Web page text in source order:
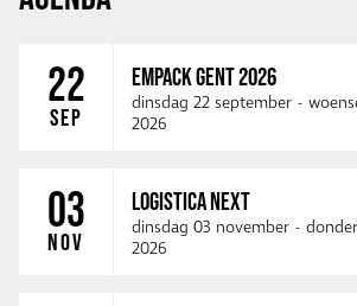
22
SEP
EMPACK GENT 2026
dinsdag 22 september -
2026
03
NOV
LOGISTICA NEXT
dinsdag 03 november -
2026